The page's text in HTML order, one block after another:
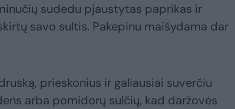
sudedu pjaustytas paprikas ir
savo sultis. Pakepinu maišydama dar
prieskonius ir galiausiai suverčiu
arba pomidorų sulčių, kad daržovės